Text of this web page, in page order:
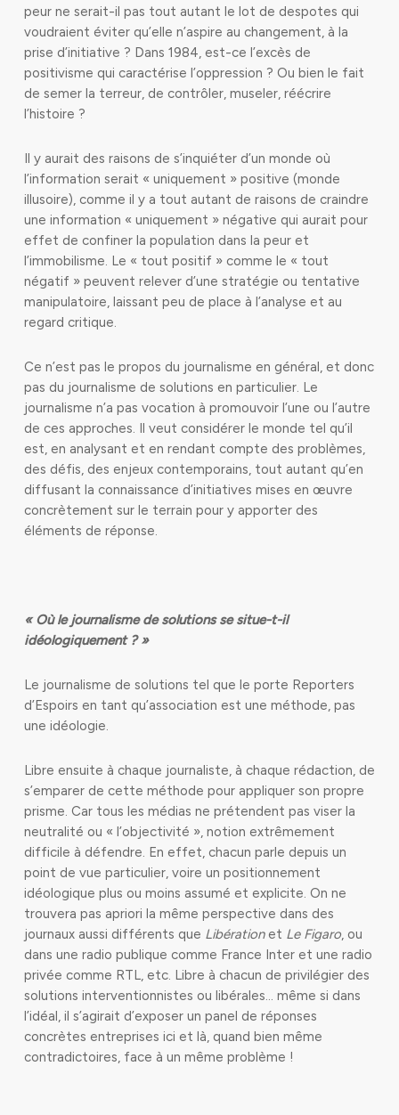
peur ne serait-il pas tout autant le lot de despotes qui
voudraient éviter qu’elle n’aspire au changement, à la
prise d’initiative ? Dans 1984, est-ce l’excès de
positivisme qui caractérise l’oppression ? Ou bien le fait
de semer la terreur, de contrôler, museler, réécrire
l’histoire ?
Il y aurait des raisons de s’inquiéter d’un monde où
l’information serait « uniquement » positive (monde
illusoire), comme il y a tout autant de raisons de craindre
une information « uniquement » négative qui aurait pour
effet de confiner la population dans la peur et
l’immobilisme. Le « tout positif » comme le « tout
négatif » peuvent relever d’une stratégie ou tentative
manipulatoire, laissant peu de place à l’analyse et au
regard critique.
Ce n’est pas le propos du journalisme en général, et donc
pas du journalisme de solutions en particulier. Le
journalisme n’a pas vocation à promouvoir l’une ou l’autre
de ces approches. Il veut considérer le monde tel qu’il
est, en analysant et en rendant compte des problèmes,
des défis, des enjeux contemporains, tout autant qu’en
diffusant la connaissance d’initiatives mises en œuvre
concrètement sur le terrain pour y apporter des
éléments de réponse.
« Où le journalisme de solutions se situe-t-il
idéologiquement ? »
Le journalisme de solutions tel que le porte Reporters
d’Espoirs en tant qu’association est une méthode, pas
une idéologie.
Libre ensuite à chaque journaliste, à chaque rédaction, de
s’emparer de cette méthode pour appliquer son propre
prisme. Car tous les médias ne prétendent pas viser la
neutralité ou « l’objectivité », notion extrêmement
difficile à défendre. En effet, chacun parle depuis un
point de vue particulier, voire un positionnement
idéologique plus ou moins assumé et explicite. On ne
trouvera pas apriori la même perspective dans des
journaux aussi différents que Libération et Le Figaro, ou
dans une radio publique comme France Inter et une radio
privée comme RTL, etc. Libre à chacun de privilégier des
solutions interventionnistes ou libérales… même si dans
l’idéal, il s’agirait d’exposer un panel de réponses
concrètes entreprises ici et là, quand bien même
contradictoires, face à un même problème !